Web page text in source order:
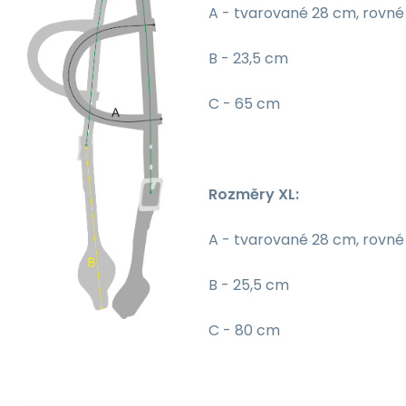
A - tvarované 28 cm,
B - 23,5 cm
C - 65 cm
Rozměry XL:
A - tvarované 28 cm,
B - 25,5 cm
C - 80 cm